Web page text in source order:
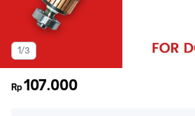
1/3
Rp107.000